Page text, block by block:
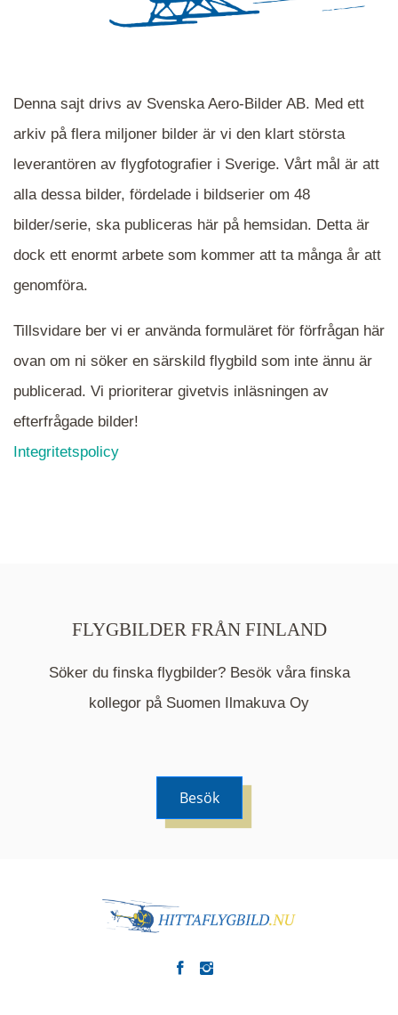
När du ser blåa, röda eller gröna mappar är det
en serie i varje. Dra i kartan för att komma
närmare det område Du söker och klicka på
mappen.
Mappen är en medelpunkt över fotat område och
kommer nu visa de fastigheter som finns just här.
Denna sajt drivs av Svenska Aero-Bilder AB. Med ett
arkiv på flera miljoner bilder är vi den klart största
leverantören av flygfotografier i Sverige. Vårt mål är att
alla dessa bilder, fördelade i bildserier om 48
bilder/serie, ska publiceras här på hemsidan. Detta är
dock ett enormt arbete som kommer att ta många år att
genomföra.
Tillsvidare ber vi er använda formuläret för förfrågan här
ovan om ni söker en särskild flygbild som inte ännu är
publicerad. Vi prioriterar givetvis inläsningen av
efterfrågade bilder!
Integritetspolicy
FLYGBILDER FRÅN FINLAND
Söker du finska flygbilder? Besök våra finska
kollegor på Suomen Ilmakuva Oy
Besök